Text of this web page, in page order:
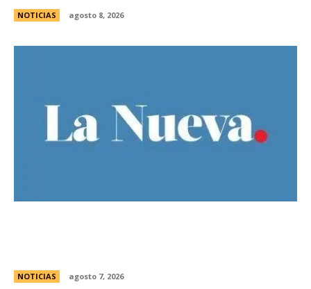
NOTICIAS agosto 8, 2026
NOTICIAS agosto 7, 2026